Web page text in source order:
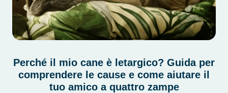
Perché il mio cane è letargico? Guida per
comprendere le cause e come aiutare il
tuo amico a quattro zampe